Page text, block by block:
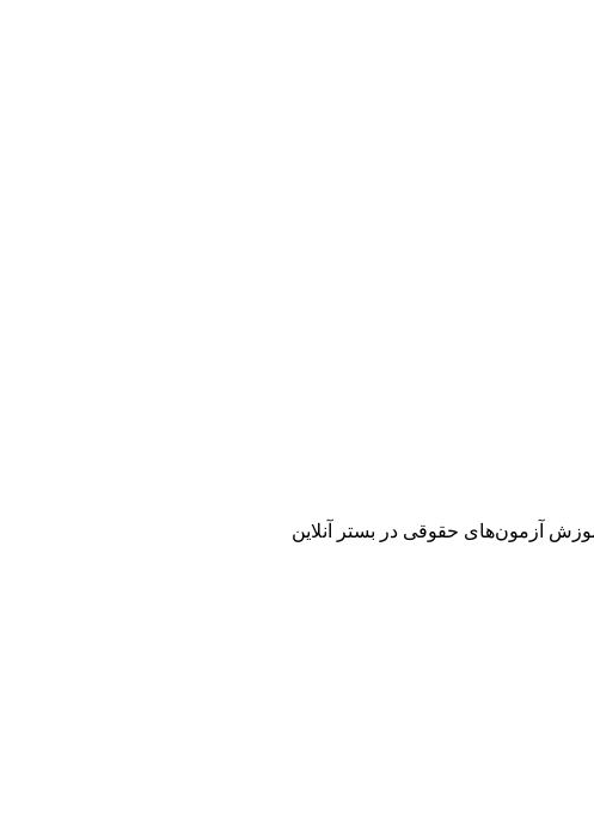
آزمون‌های حقوقی در بستر آنلاین